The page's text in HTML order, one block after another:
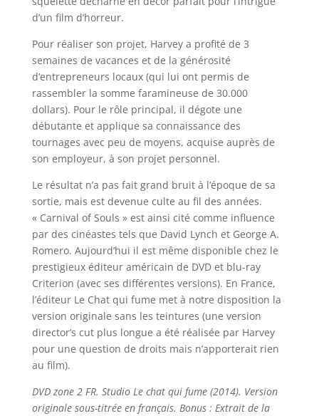
d’un film d’horreur.
Pour réaliser son projet, Harvey a profité de 3
semaines de vacances et de la générosité
d’entrepreneurs locaux (qui lui ont permis de
rassembler la somme faramineuse de 30.000
dollars). Pour le rôle principal, il dégote une
débutante et applique sa connaissance des
tournages avec peu de moyens, acquise auprès de
son employeur, à son projet personnel.
Le résultat n’a pas fait grand bruit à l’époque de sa
sortie, mais est devenue culte au fil des années.
« Carnival of Souls » est ainsi cité comme influence
par des cinéastes tels que David Lynch et George A.
Romero. Aujourd’hui il est même disponible chez le
prestigieux éditeur américain de DVD et blu-ray
Criterion (avec ses différentes versions). En France,
l’éditeur Le Chat qui fume met à notre disposition la
version originale sans les teintures (une version
director’s cut plus longue a été réalisée par Harvey
pour une question de droits mais n’apporterait rien
au film).
DVD zone 2 FR. Studio Le chat qui fume (2014). Version
originale sous-titrée en français. Bonus : Extrait de la